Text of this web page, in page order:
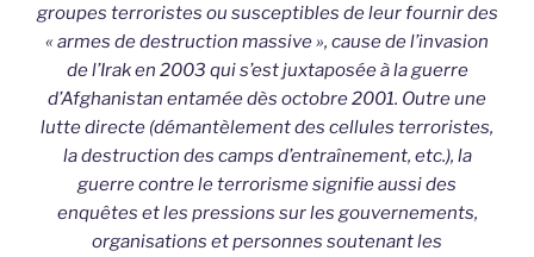
groupes terroristes ou susceptibles de leur fournir des
« armes de destruction massive », cause de l’invasion
de l’Irak en 2003 qui s’est juxtaposée à la guerre
d’Afghanistan entamée dès octobre 2001. Outre une
lutte directe (démantèlement des cellules terroristes,
la destruction des camps d’entraînement, etc.), la
guerre contre le terrorisme signifie aussi des
enquêtes et les pressions sur les gouvernements,
organisations et personnes soutenant les